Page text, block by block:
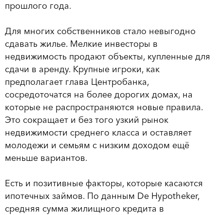
прошлого года.
Для многих собственников стало невыгодно
сдавать жилье. Мелкие инвесторы в
недвижимость продают объекты, купленные для
сдачи в аренду. Крупные игроки, как
предполагает глава Центробанка,
сосредоточатся на более дорогих домах, на
которые не распространяются новые правила.
Это сокращает и без того узкий рынок
недвижимости среднего класса и оставляет
молодежи и семьям с низким доходом ещё
меньше вариантов.
Есть и позитивные факторы, которые касаются
ипотечных займов. По данным De Hypotheker,
средняя сумма жилищного кредита в